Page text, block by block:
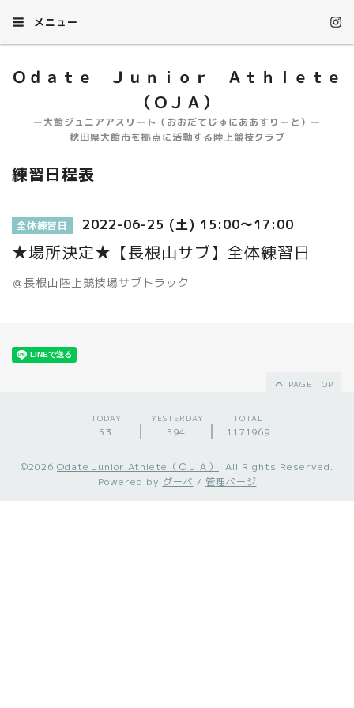
メニュー
Ｏｄａｔｅ Ｊｕｎｉｏｒ Ａｔｈｌｅｔｅ
（ＯＪＡ）
ー大館ジュニアアスリート（おおだてじゅにああすりーと）ー
秋田県大館市を拠点に活動する陸上競技クラブ
練習日程表
全体練習日 2022-06-25 (土) 15:00～17:00
★場所決定★【長根山サブ】全体練習日
＠長根山陸上競技場サブトラック
PAGE TOP
TODAY
53
YESTERDAY
594
TOTAL
1171969
©2026 Odate Junior Athlete（ＯＪＡ） . All Rights Reserved.
Powered by グーペ / 管理ページ